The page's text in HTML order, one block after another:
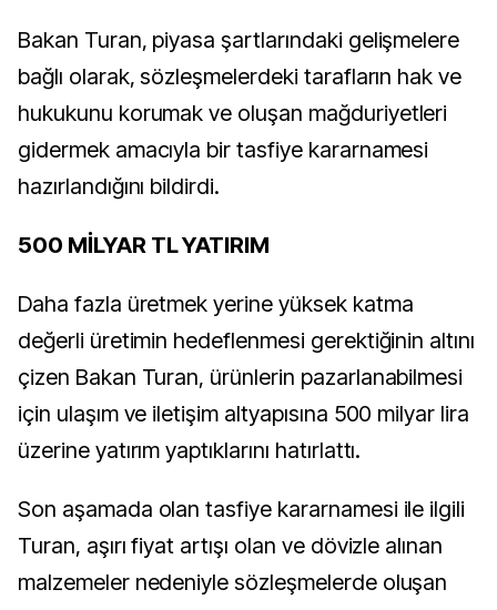
Bakan Turan, piyasa şartlarındaki gelişmelere
bağlı olarak, sözleşmelerdeki tarafların hak ve
hukukunu korumak ve oluşan mağduriyetleri
gidermek amacıyla bir tasfiye kararnamesi
hazırlandığını bildirdi.
500 MİLYAR TL YATIRIM
Daha fazla üretmek yerine yüksek katma
değerli üretimin hedeflenmesi gerektiğinin altını
çizen Bakan Turan, ürünlerin pazarlanabilmesi
için ulaşım ve iletişim altyapısına 500 milyar lira
üzerine yatırım yaptıklarını hatırlattı.
Son aşamada olan tasfiye kararnamesi ile ilgili
Turan, aşırı fiyat artışı olan ve dövizle alınan
malzemeler nedeniyle sözleşmelerde oluşan